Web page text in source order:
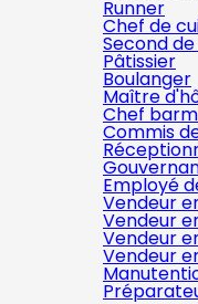
Runner
Chef de
Second
Pâtissier
Boulanger
Maître
Chef
Commis
Employé
Vendeur
Vendeur
Vendeur
Vendeur